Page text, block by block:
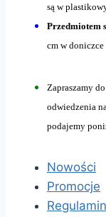
są w
Przedmiotem
cm w
Zapraszamy
odwiedzenia
podajemy
Nowości
Promocje
Regulamin